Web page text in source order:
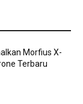
Morfius X-
Terbaru